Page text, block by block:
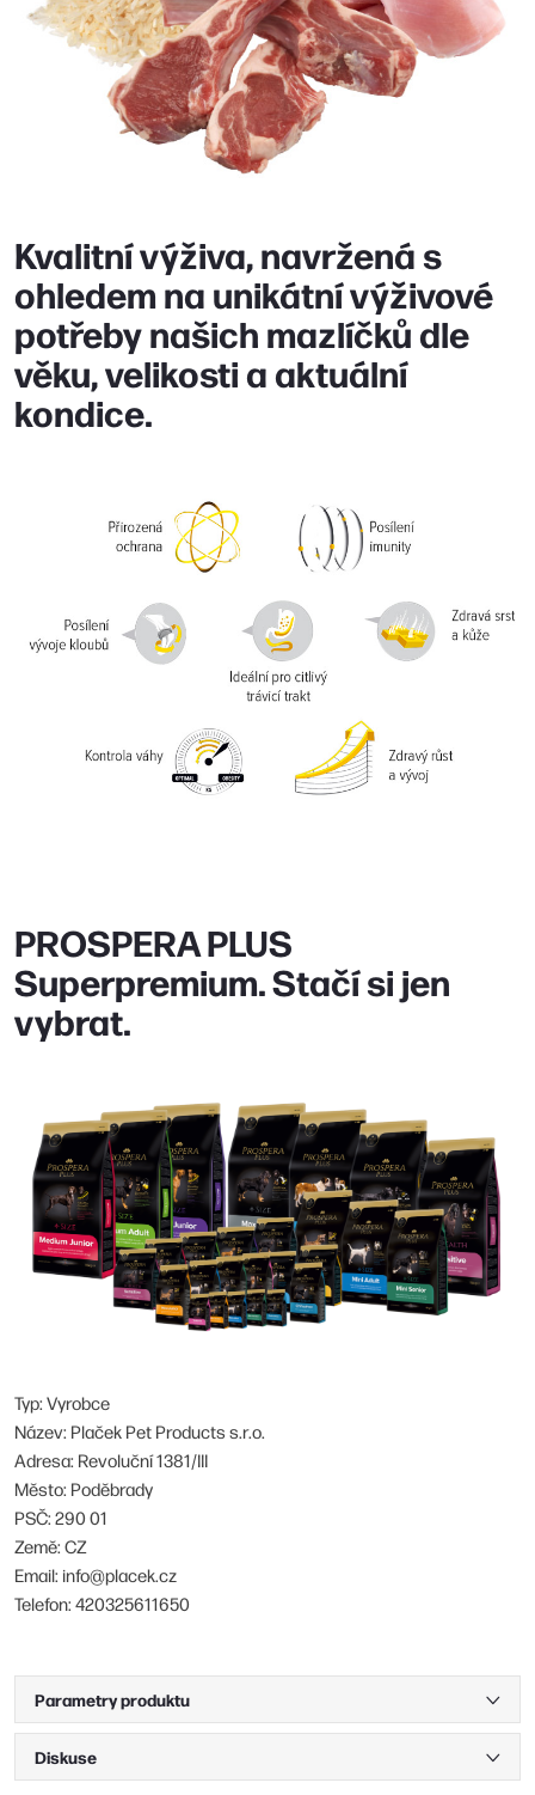
Kvalitní výživa, navržená s
ohledem na unikátní výživové
potřeby našich mazlíčků dle
věku, velikosti a aktuální
kondice.
PROSPERA PLUS
Superpremium. Stačí si jen
vybrat.
Typ: Vyrobce
Název: Plaček Pet Products s.r.o.
Adresa: Revoluční 1381/III
Město: Poděbrady
PSČ: 290 01
Země: CZ
Email: info@placek.cz
Telefon: 420325611650
Parametry produktu
Diskuse